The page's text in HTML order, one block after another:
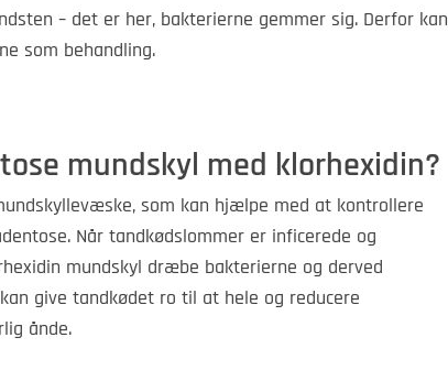
– det er her, bakterierne gemmer sig. Derfor kan
som behandling.
mundskyl med klorhexidin?
som kan hjælpe med at kontrollere
Når tandkødslommer er inficerede og
mundskyl dræbe bakterierne og derved
give tandkødet ro til at hele og reducere
ånde.